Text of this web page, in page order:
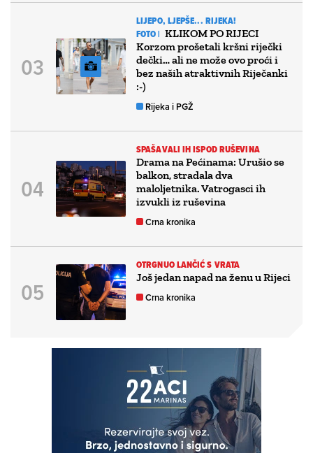
LIJEPO, LJEPŠE... RIJEKA!
FOTO | KLIKOM PO RIJECI
Korzom prošetali kršni riječki
dečki… ali ne može ovo proći i
bez naših atraktivnih Riječanki
:-)
Rijeka i PGŽ
SPAŠAVALI IH ISPOD RUŠEVINA
Drama na Pećinama: Urušio se
balkon, stradala dva
maloljetnika. Vatrogasci ih
izvukli iz ruševina
Crna kronika
OTRGNUO LANČIĆ S VRATA
Još jedan napad na ženu u Rijeci
Crna kronika